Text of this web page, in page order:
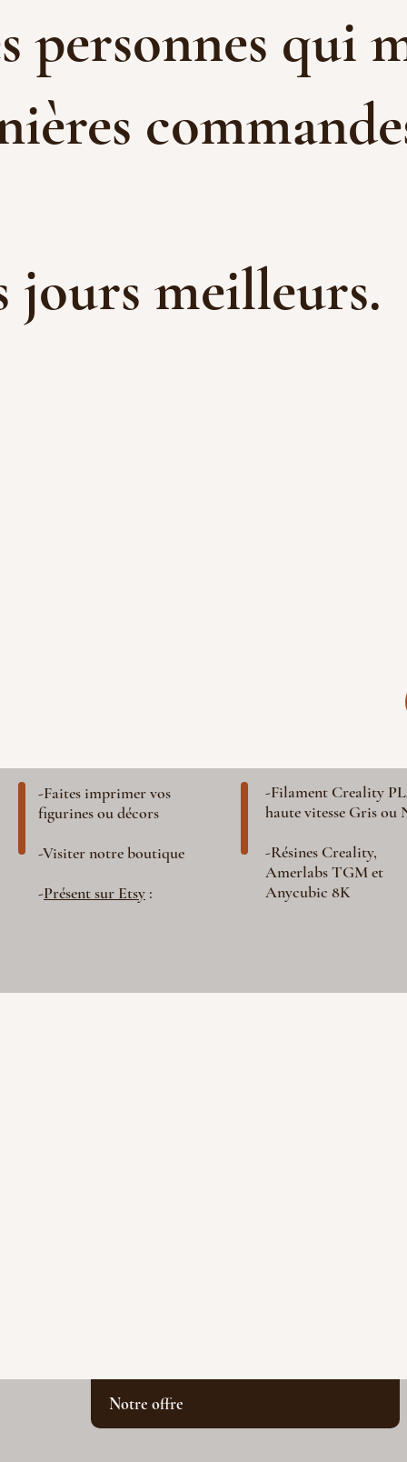
-Faites imprimer vos
figurines ou décors
-Visiter notre boutique
-Présent sur Etsy :
-Filament Creality
haute vitesse Gris ou
-Résines Creality,
Amerlabs TGM et
Anycubic 8K
Notre offre
personnes qui
jours meilleurs.